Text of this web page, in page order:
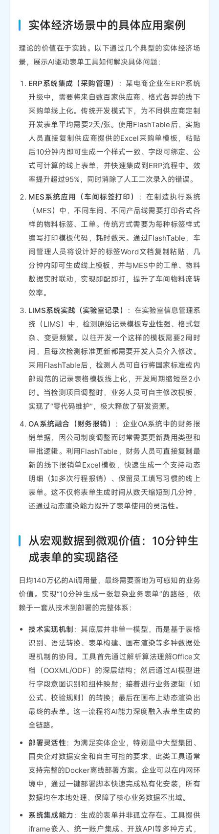
实体经济场景中的具体应用案例
理论的价值在于实践。以下通过几个典型的实体经济场
景，展示AI驱动表单工具如何解决具体问题：
ERP系统集成（采购管理）
：某电商企业在ERP系统
升级中，需要将来自数百家供应商、格式各异的线下
采购单线上化。传统开发模式下，为不同供应商定制
开发表单平均需要2天/张。使用FlashTable后，实施
人员直接复制供应商提供的Excel采购单模板，粘贴
后10分钟内即可生成一个样式一致、字段可绑定、公
式可计算的线上表单，并快速集成到ERP流程中。效
率提升超过95%，同时消除了人工二次录入的错误。
MES系统应用（车间标签打印）
：在制造执行系统
（MES）中，不同车间、不同产品线需要打印各式各
样的物料标签、工单。传统方式需要为每种标签样式
编写打印模板代码，耗时数天。通过FlashTable，车
间管理人员将设计好的标签Word文档复制粘贴，几
分钟内即可生成线上模板，并与MES中的工单、物料
数据实时联动，实现即配即打，提升了车间物料流转
效率。
LIMS系统实践（实验室记录）
：在实验室信息管理系
统（LIMS）中，检测原始记录模板专业性强、格式复
杂、变更频繁。以往开发一个这样的模板需要2周时
间，且每次检测标准更新都需要开发人员介入修改。
采用FlashTable后，检测人员可自行将国家标准或内
部规范的记录表格模板线上化，开发周期缩短至2小
时。当检测项目调整时，业务人员可自主修改模板，
实现了“零代码维护”，极大释放了研发资源。
OA系统融合（财务报销）
：企业OA系统中的财务报
销单据，因公司制度调整而时常需要更新费用类型和
审批逻辑。利用FlashTable，财务人员可直接复制最
新的线下报销单Excel模板，快速生成一个支持动态
明细（如多次行程报销）、保留员工填写习惯的线上
表单。这不仅将表单生成时间从数天缩短到几分钟，
还通过动态渲染能力提升了表单使用的灵活性。
从宏观数据到微观价值：10分钟生
成表单的实现路径
日均140万亿的AI调用量，最终需要落地为可感知的业务
价值。实现“10分钟生成一张复杂业务表单”的路径，依
赖于一套从技术到部署的完整体系：
技术实现机制 ：其底层并非单一模型，而是基于表格
识别、语法转换、表单构建、画布渲染等多种数据处
理机制的协同。工具首先通过解析算法理解Office文
档（OOXML/ODF）的深层结构；然后通过AI模型进
行字段意图识别和组件映射；接着进行业务逻辑（如
公式、校验规则）的转换；最后在画布上动态渲染出
最终的表单。这一流程将AI能力深度融入表单生成的
全链路。
部署灵活性：为满足实体企业，特别是中大型集团、
国央企对数据安全和自主可控的要求，此类工具通常
支持完整的Docker离线部署方案。企业可以在内网环
境中，通过一键部署脚本快速完成私有化安装，所有
数据均在本地处理，保障了核心业务数据不出域。
系统集成能力 ：生成的表单并非孤立存在。工具提供
iframe嵌入、统一账户集成、开放API等多种方式，